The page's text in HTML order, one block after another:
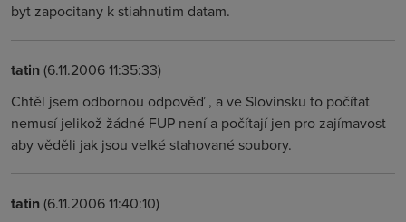
byt zapocitany k stiahnutim datam.
tatin(6.11.2006 11:35:33)
Chtěl jsem odbornou odpověď , a ve Slovinsku to počítat
nemusí jelikož žádné FUP není a počítají jen pro zajímavost
aby věděli jak jsou velké stahované soubory.
tatin(6.11.2006 11:40:10)